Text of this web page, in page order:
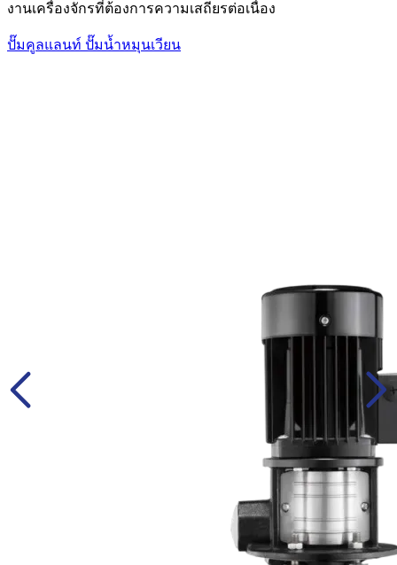
งานเครื่องจักรที่ต้องการความเสถียรต่อเนื่อง
ปั๊มคูลแลนท์ ปั๊มน้ำหมุนเวียน